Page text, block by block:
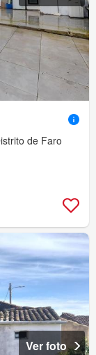
de Faro
Ver foto